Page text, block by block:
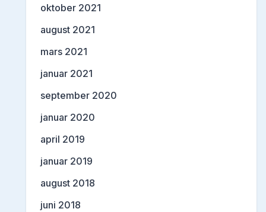
oktober 2021
august 2021
mars 2021
januar 2021
september 2020
januar 2020
april 2019
januar 2019
august 2018
juni 2018